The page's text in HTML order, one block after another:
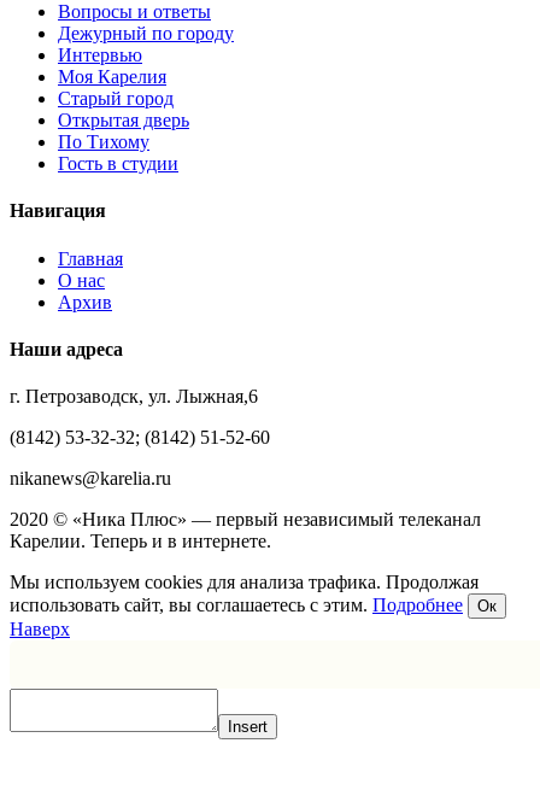
Вопросы и ответы
Дежурный по городу
Интервью
Моя Карелия
Старый город
Открытая дверь
По Тихому
Гость в студии
Навигация
Главная
О нас
Архив
Наши адреса
г. Петрозаводск, ул. Лыжная,6
(8142) 53-32-32; (8142) 51-52-60
nikanews@karelia.ru
2020 © «Ника Плюс» — первый независимый телеканал
Карелии. Теперь и в интернете.
Мы используем cookies для анализа трафика. Продолжая
использовать сайт, вы соглашаетесь с этим. Подробнее Ок
Наверх
Insert